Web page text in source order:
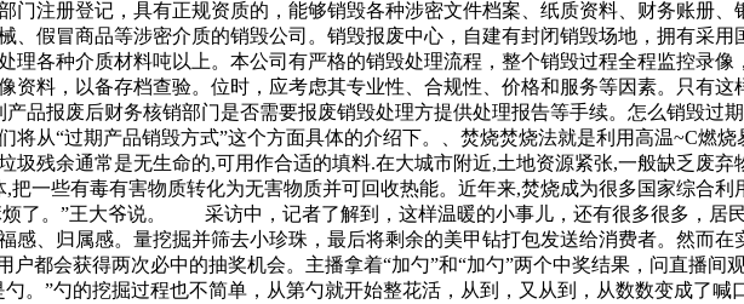
门注册登记，具有正规资质的，能够销毁各种涉密文件档案、纸质资料、财务账册
、假冒商品等涉密介质的销毁公司。销毁报废中心，自建有封闭销毁场地，拥有采
理各种介质材料吨以上。本公司有严格的销毁处理流程，整个销毁过程全程监控录
资料，以备存档查验。位时，应考虑其专业性、合规性、价格和服务等因素。只有
品报废后财务核销部门是否需要报废销毁处理方提供处理报告等手续。怎么销毁过
将从“过期产品销毁方式”这个方面具体的介绍下。、焚烧焚烧法就是利用高温~C燃
圾残余通常是无生命的,可用作合适的填料.在大城市附近,土地资源紧张,一般缺乏废
把一些有毒有害物质转化为无害物质并可回收热能。近年来,焚烧成为很多国家综合
了。”王大爷说。 采访中，记者了解到，这样温暖的小事儿，还有很多很多，居
感、归属感。量挖掘并筛去小珍珠，最后将剩余的美甲钻打包发送给消费者。然而
户都会获得两次必中的抽奖机会。主播拿着“加勺”和“加勺”两个中奖结果，问直播
。”勺的挖掘过程也不简单，从第勺就开始整花活，从到，又从到，从数数变成了